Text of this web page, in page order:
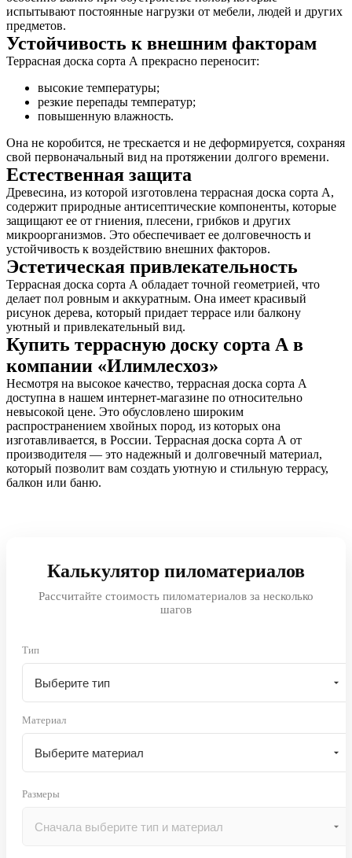
испытывают постоянные нагрузки от мебели, людей и других
предметов.
Устойчивость к внешним факторам
Террасная доска сорта А прекрасно переносит:
высокие температуры;
резкие перепады температур;
повышенную влажность.
Она не коробится, не трескается и не деформируется, сохраняя
свой первоначальный вид на протяжении долгого времени.
Естественная защита
Древесина, из которой изготовлена террасная доска сорта А,
содержит природные антисептические компоненты, которые
защищают ее от гниения, плесени, грибков и других
микроорганизмов. Это обеспечивает ее долговечность и
устойчивость к воздействию внешних факторов.
Эстетическая привлекательность
Террасная доска сорта А обладает точной геометрией, что
делает пол ровным и аккуратным. Она имеет красивый
рисунок дерева, который придает террасе или балкону
уютный и привлекательный вид.
Купить террасную доску сорта А в
компании «Илимлесхоз»
Несмотря на высокое качество, террасная доска сорта А
доступна в нашем интернет-магазине по относительно
невысокой цене. Это обусловлено широким
распространением хвойных пород, из которых она
изготавливается, в России. Террасная доска сорта А от
производителя — это надежный и долговечный материал,
который позволит вам создать уютную и стильную террасу,
балкон или баню.
Калькулятор пиломатериалов
Рассчитайте стоимость пиломатериалов за несколько
шагов
Тип
Материал
Размеры